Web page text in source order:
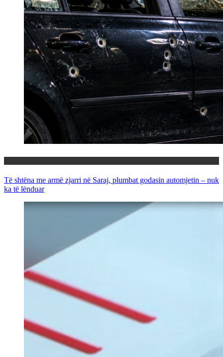
Të shtëna me armë zjarri në Saraj, plumbat godasin automjetin – nuk
ka të lënduar